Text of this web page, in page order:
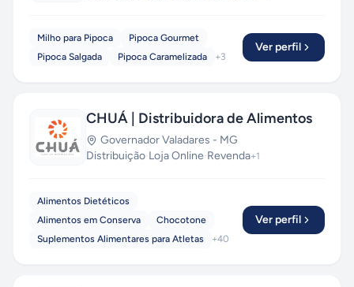
Milho para Pipoca
Pipoca Gourmet
Pipoca Salgada
Pipoca Caramelizada +3
Ver perfil
CHUÁ | Distribuidora de Alimentos
Governador Valadares - MG
Distribuição·Loja Online·Revenda+1
Alimentos Dietéticos
Alimentos em Conserva
Chocotone
Suplementos Alimentares para Atletas
+40
Ver perfil